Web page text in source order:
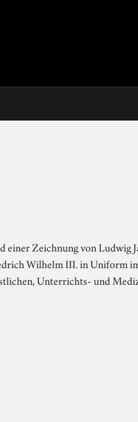
einer Zeichnung von
Wilhelm III. in Uniform
Unterrichts- und